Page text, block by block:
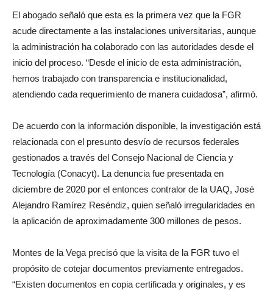
El abogado señaló que esta es la primera vez que la FGR
acude directamente a las instalaciones universitarias, aunque
la administración ha colaborado con las autoridades desde el
inicio del proceso. “Desde el inicio de esta administración,
hemos trabajado con transparencia e institucionalidad,
atendiendo cada requerimiento de manera cuidadosa”, afirmó.
De acuerdo con la información disponible, la investigación está
relacionada con el presunto desvío de recursos federales
gestionados a través del Consejo Nacional de Ciencia y
Tecnología (Conacyt). La denuncia fue presentada en
diciembre de 2020 por el entonces contralor de la UAQ, José
Alejandro Ramírez Reséndiz, quien señaló irregularidades en
la aplicación de aproximadamente 300 millones de pesos.
Montes de la Vega precisó que la visita de la FGR tuvo el
propósito de cotejar documentos previamente entregados.
“Existen documentos en copia certificada y originales, y es